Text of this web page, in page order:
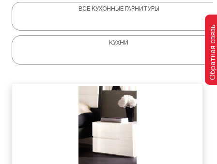
ВСЕ КУХОННЫЕ ГАРНИТУРЫ
КУХНИ Обратная связь